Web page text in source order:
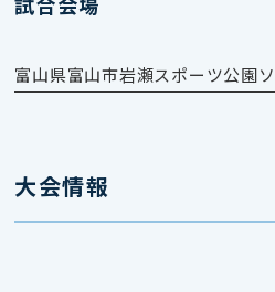
富山県富山市岩瀬スポーツ公園
大会情報